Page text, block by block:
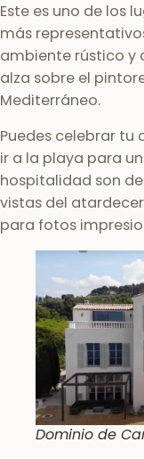
Este es uno de los
más
ambiente rústico y
alza sobre el
Mediterráneo.
Puedes celebrar tu
ir a la playa para
hospitalidad son
vistas del
para fotos
Dominio de